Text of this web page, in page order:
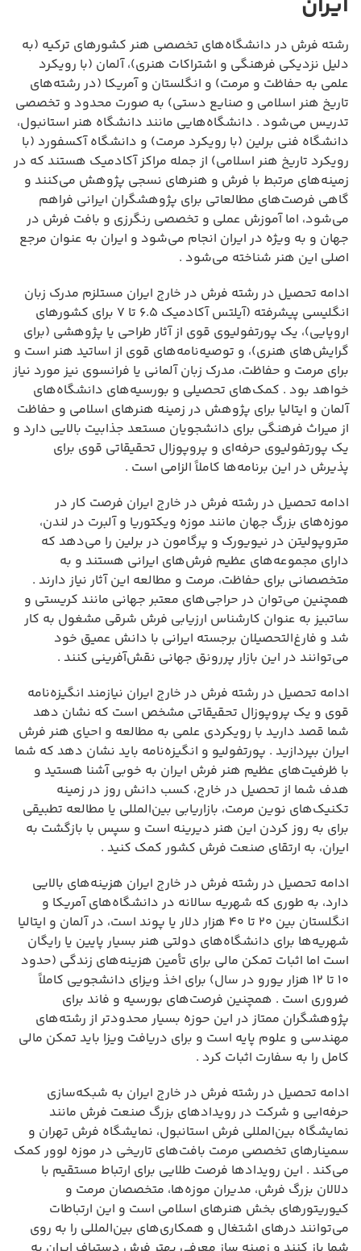
رشته فرش در دانشگاه‌های تخصصی هنر کشورهای ترکیه (به
دلیل نزدیکی فرهنگی و اشتراکات هنری)، آلمان (با رویکرد
علمی به حفاظت و مرمت) و انگلستان و آمریکا (در رشته‌های
تاریخ هنر اسلامی و صنایع دستی) به صورت محدود و تخصصی
تدریس می‌شود . دانشگاه‌هایی مانند دانشگاه هنر استانبول،
دانشگاه فنی برلین (با رویکرد مرمت) و دانشگاه آکسفورد (با
رویکرد تاریخ هنر اسلامی) از جمله مراکز آکادمیک هستند که در
زمینه‌های مرتبط با فرش و هنرهای نسجی پژوهش می‌کنند و
گاهی فرصت‌های مطالعاتی برای پژوهشگران ایرانی فراهم
می‌شود، اما آموزش عملی و تخصصی رنگرزی و بافت فرش در
جهان و به ویژه در ایران انجام می‌شود و ایران به عنوان مرجع
اصلی این هنر شناخته می‌شود .
ادامه تحصیل در رشته فرش در خارج ایران مستلزم مدرک زبان
انگلیسی پیشرفته (آیلتس آکادمیک ۶.۵ تا ۷ برای کشورهای
اروپایی)، یک پورتفولیوی قوی از آثار طراحی یا پژوهشی (برای
گرایش‌های هنری)، و توصیه‌نامه‌های قوی از اساتید هنر است و
برای مرمت و حفاظت، مدرک زبان آلمانی یا فرانسوی نیز مورد نیاز
خواهد بود . کمک‌های تحصیلی و بورسیه‌های دانشگاه‌های
آلمان و ایتالیا برای پژوهش در زمینه هنرهای اسلامی و حفاظت
از میراث فرهنگی برای دانشجویان مستعد جذابیت بالایی دارد و
یک پورتفولیوی حرفه‌ای و پروپوزال تحقیقاتی قوی برای
پذیرش در این برنامه‌ها کاملاً الزامی است .
ادامه تحصیل در رشته فرش در خارج ایران فرصت کار در
موزه‌های بزرگ جهان مانند موزه ویکتوریا و آلبرت در لندن،
متروپولیتن در نیویورک و پرگامون در برلین را می‌دهد که
دارای مجموعه‌های عظیم فرش‌های ایرانی هستند و به
متخصصانی برای حفاظت، مرمت و مطالعه این آثار نیاز دارند .
همچنین می‌توان در حراجی‌های معتبر جهانی مانند کریستی و
ساتبیز به عنوان کارشناس ارزیابی فرش شرقی مشغول به کار
شد و فارغ‌التحصیلان برجسته ایرانی با دانش عمیق خود
می‌توانند در این بازار پررونق جهانی نقش‌آفرینی کنند .
ادامه تحصیل در رشته فرش در خارج ایران نیازمند انگیزه‌نامه
قوی و یک پروپوزال تحقیقاتی مشخص است که نشان دهد
شما قصد دارید با رویکردی علمی به مطالعه و احیای هنر فرش
ایران بپردازید . پورتفولیو و انگیزه‌نامه باید نشان دهد که شما
با ظرفیت‌های عظیم هنر فرش ایران به خوبی آشنا هستید و
هدف شما از تحصیل در خارج، کسب دانش روز در زمینه
تکنیک‌های نوین مرمت، بازاریابی بین‌المللی یا مطالعه تطبیقی
برای به روز کردن این هنر دیرینه است و سپس با بازگشت به
ایران، به ارتقای صنعت فرش کشور کمک کنید .
ادامه تحصیل در رشته فرش در خارج ایران هزینه‌های بالایی
دارد، به طوری که شهریه سالانه در دانشگاه‌های آمریکا و
انگلستان بین ۲۰ تا ۴۰ هزار دلار یا پوند است، در آلمان و ایتالیا
شهریه‌ها برای دانشگاه‌های دولتی هنر بسیار پایین یا رایگان
است اما اثبات تمکن مالی برای تأمین هزینه‌های زندگی (حدود
۱۰ تا ۱۲ هزار یورو در سال) برای اخذ ویزای دانشجویی کاملاً
ضروری است . همچنین فرصت‌های بورسیه و فاند برای
پژوهشگران ممتاز در این حوزه بسیار محدودتر از رشته‌های
مهندسی و علوم پایه است و برای دریافت ویزا باید تمکن مالی
کامل را به سفارت اثبات کرد .
ادامه تحصیل در رشته فرش در خارج ایران به شبکه‌سازی
حرفه‌ایی و شرکت در رویدادهای بزرگ صنعت فرش مانند
نمایشگاه بین‌المللی فرش استانبول، نمایشگاه فرش تهران و
سمینارهای تخصصی مرمت بافت‌های تاریخی در موزه لوور کمک
می‌کند . این رویدادها فرصت طلایی برای ارتباط مستقیم با
دلالان بزرگ فرش، مدیران موزه‌ها، متخصصان مرمت و
کیوریتورهای بخش هنرهای اسلامی است و این ارتباطات
می‌توانند درهای اشتغال و همکاری‌های بین‌المللی را به روی